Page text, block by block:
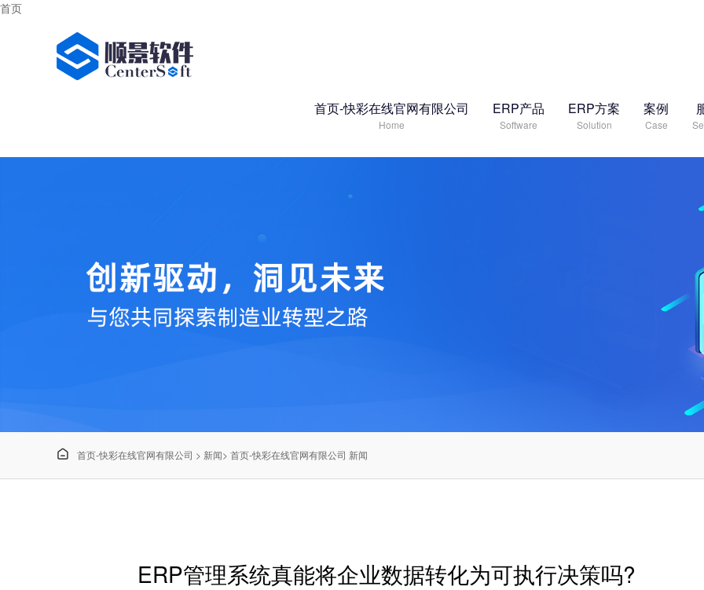
首页
首页-快彩在线官网有限公司
Home
ERP产品
Software
ERP方案
Solution
案例
Case
 首页-快彩在线官网有限公司 > 新闻> 首页-快彩在线官网有限公司 新闻
ERP管理系统真能将企业数据转化为可执行决策吗?